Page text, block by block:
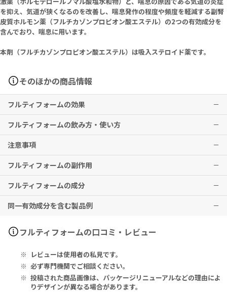
を抑え、気道が狭くなるのを改善し、喘息発作の程度や頻度を軽減する副腎
皮質ホルモン薬（フルチカゾンプロピオン酸エステル）の2つの有効成分を
含んでおり、喘息に用います。
本剤（フルチカゾンプロピオン酸エステル）は吸入ステロイド薬です。
そのほかの商品情報
フルティフォームの効果
気管支喘息
（吸入ステロイド剤及び長時間作動型吸入β2刺激剤の併用が必要な場
合）
※効果には個人差がありますことを予めご了承ください。
フルティフォームの飲み方・使い方
通常、成人には、フルティフォーム50エアゾール（フルチカゾンプロ
ピオン酸エステルとして50μg及びホルモテロールフマル酸塩水和物
として5μg）を1回2吸入、1日2回投与する。
なお、症状に応じてフルティフォーム125エアゾール（フルチカゾン
プロピオン酸エステルとして125μg及びホルモテロールフマル酸塩水
和物として5μg）を1回2～4吸入、1日2回投与する。
フルティフォーム250エアゾールの使用に関しては、医師の指示に従
P-MDI（加圧式定量噴霧吸入薬）の吸入方法
呼吸を整えてください。
充分に息を吐き出してください。
吸入口を口の方に向け、吸入口と唇の間を3～4cm離し、息をゆっく
り吸い込みながら容器の底を強く押してください。
注意事項
吸入忘れに気付いた際は、思い出したときすぐに吸入してください。
ただし、次の吸入時間が近いときは忘れた分の吸入はしないでくださ
い。
※2回分を一度に吸入しないこと。
しては使わないで、医師の指示どおり使用してください。勝手に量を
増やしたり、中止したりしないでください。
らない、食欲不振などの症状が現れたら、早めに医師・薬剤師にご相
談ください。
吸入薬を吸った後は必ずうがいをしてください。
フルティフォームの副作用
嗄声、ショック、アナフィラキシー、重篤な血清カリウム値低下、肺
炎などの症状が現れる場合があります。
その他、なにか異変を感じた際は速やかに医師の診察をお受けくださ
フルティフォームの成分
Flutiform 125/5mcg（フルティフォーム125エアゾール120吸入
Fluticasone propionate 125mcg, Formoterol fumarate hydr
ate 5mcg
酸塩水和物 5mcg
Flutiform 250/10mcg（フルティフォーム250エアゾール120吸入
同一有効成分を含む製品例
フルティフォーム（杏林製薬）
フルティフォームの口コミ・レビュー
レビューは使用者の私見です。
必ず専門機関でご相談ください。
投稿された商品画像は、パッケージリニューアルなどの理由によ
りデザインが異なる場合があります。